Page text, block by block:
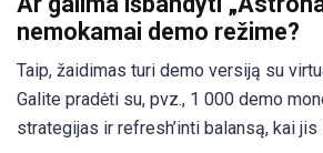
nemokamai demo režime?
Taip, žaidimas turi demo versiją su
Galite pradėti su, pvz., 1 000 demo
strategijas ir refresh’inti balansą, kai jis